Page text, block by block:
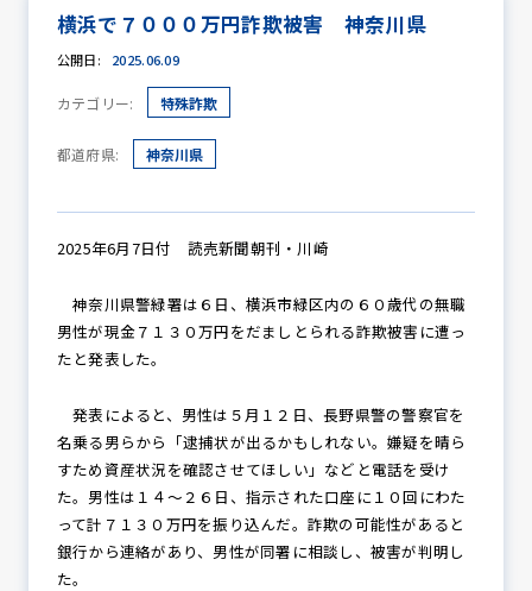
防犯活動ニュース
防犯パトロール
防犯セミナー
防犯対策情報
防犯協力会について
横浜で７０００万円詐欺被害 神奈川県
公開日: 2025.06.09
カテゴリー: 特殊詐欺
都道府県: 神奈川県
2025年6月7日付 読売新聞朝刊・川崎
神奈川県警緑署は６日、横浜市緑区内の６０歳代の無職
男性が現金７１３０万円をだましとられる詐欺被害に遭っ
たと発表した。
発表によると、男性は５月１２日、長野県警の警察官を
名乗る男らから「逮捕状が出るかもしれない。嫌疑を晴ら
すため資産状況を確認させてほしい」などと電話を受け
た。男性は１４～２６日、指示された口座に１０回にわた
って計７１３０万円を振り込んだ。詐欺の可能性があると
銀行から連絡があり、男性が同署に相談し、被害が判明し
た。